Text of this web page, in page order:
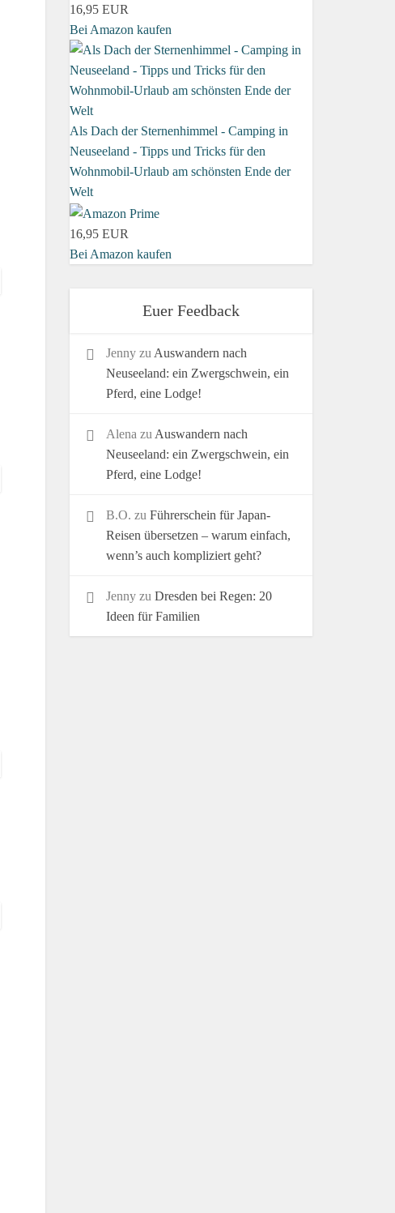
16,95 EUR
Bei Amazon kaufen
Als Dach der Sternenhimmel - Camping in
Neuseeland - Tipps und Tricks für den
Wohnmobil-Urlaub am schönsten Ende der
Welt
16,95 EUR
Bei Amazon kaufen
Euer Feedback
Jenny zu Auswandern nach
Neuseeland: ein Zwergschwein, ein
Pferd, eine Lodge!
Alena zu Auswandern nach
Neuseeland: ein Zwergschwein, ein
Pferd, eine Lodge!
B.O. zu Führerschein für Japan-
Reisen übersetzen – warum einfach,
wenn’s auch kompliziert geht?
Jenny zu Dresden bei Regen: 20
Ideen für Familien